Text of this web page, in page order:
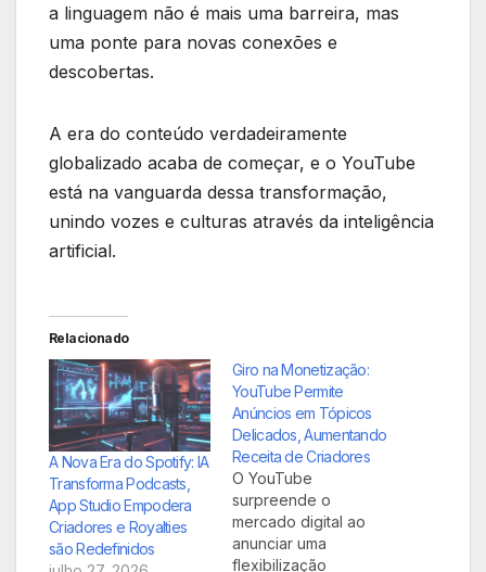
a linguagem não é mais uma barreira, mas
uma ponte para novas conexões e
descobertas.
A era do conteúdo verdadeiramente
globalizado acaba de começar, e o YouTube
está na vanguarda dessa transformação,
unindo vozes e culturas através da inteligência
artificial.
Relacionado
A Nova Era do Spotify: IA
Transforma Podcasts,
App Studio Empodera
Criadores e Royalties
são Redefinidos
Giro na Monetização:
YouTube Permite
Anúncios em Tópicos
Delicados, Aumentando
Receita de Criadores
O YouTube
surpreende o
mercado digital ao
anunciar uma
flexibilização